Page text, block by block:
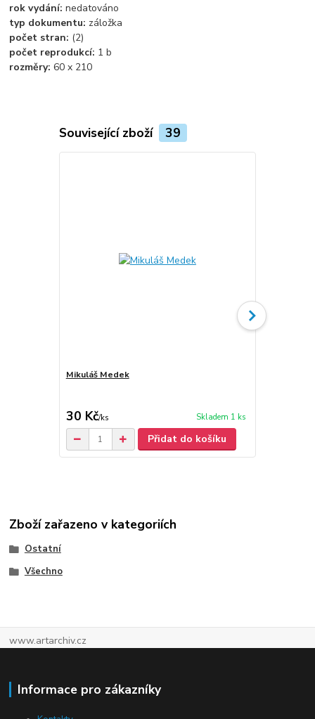
rok vydání:nedatováno
typ dokumentu: záložka
počet stran: (2)
počet reprodukcí: 1 b
rozměry:60 x 210
Související zboží 39
Mikuláš Medek
30 Kč/ks Skladem 1 ks
Přidat do košíku
Zboží zařazeno v kategoriích
Ostatní
Všechno
www.artarchiv.cz
Informace pro zákazníky